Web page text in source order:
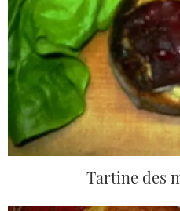
Tartine des